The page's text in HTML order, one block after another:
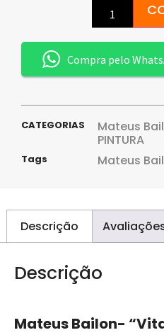
Compra pelo
CATEGORIAS Mateus
PINTURA
Tags Mateus
Descrição
Descrição
Mateus Bailon-